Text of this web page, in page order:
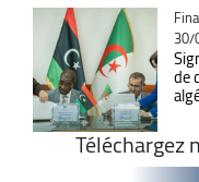
30/
de
Téléchargez